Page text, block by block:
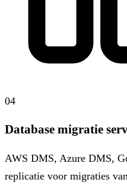
04
Database migratie
AWS DMS, Azure DMS,
replicatie voor migraties